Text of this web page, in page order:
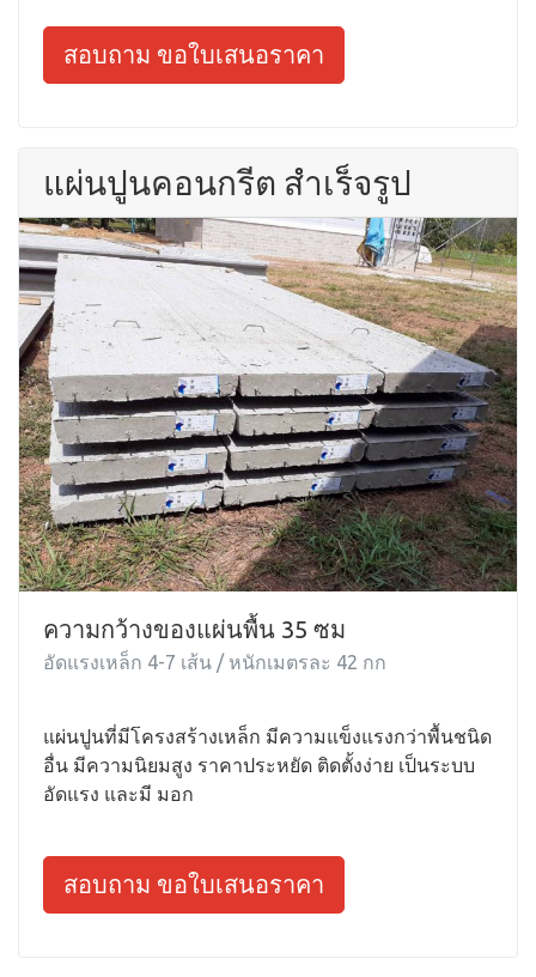
สอบถาม ขอใบเสนอราคา
แผ่นปูนคอนกรีต สำเร็จรูป
ความกว้างของแผ่นพื้น 35 ซม
อัดแรงเหล็ก 4-7 เส้น / หนักเมตรละ 42 กก
แผ่นปูนที่มีโครงสร้างเหล็ก มีความแข็งแรงกว่าพื้นชนิด
อื่น มีความนิยมสูง ราคาประหยัด ติดตั้งง่าย เป็นระบบ
อัดแรง และมี มอก
สอบถาม ขอใบเสนอราคา